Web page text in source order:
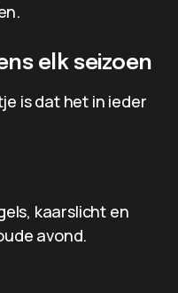
elk seizoen
is dat het in ieder
kaarslicht en
avond.